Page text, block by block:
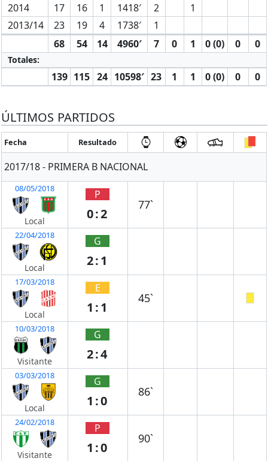
2014
17 16 1 1418′ 2
1
2013/14
23 19 4 1738′
1
68
54 14 4960′ 7 0 1 0 (0) 0 0
Totales:
139 115 24 10598′ 23 1 1 0 (0) 0 0
ÚLTIMOS PARTIDOS
Fecha Resultado
2017/18 - PRIMERA B NACIONAL
08/05/2018
Local
P
0:2
77`
22/04/2018
Local
G
2:1
17/03/2018
Local
E
1:1
45`
10/03/2018
Visitante
G
2:4
03/03/2018
Local
G
1:0
86`
24/02/2018
Visitante
P
1:0
90`